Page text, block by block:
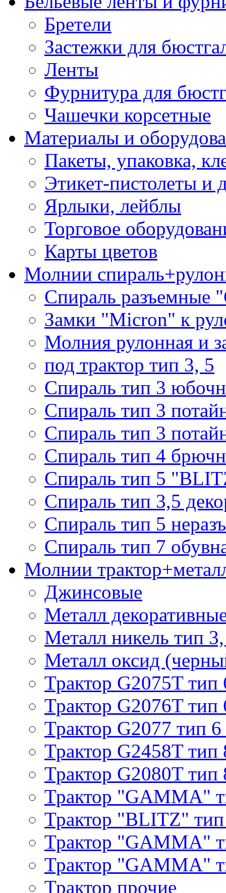
Бретели
Застежки для
Ленты
Фурнитура для
Чашечки корсетные
Материалы и
Пакеты, упаковка,
Этикет-пистолеты и
Ярлыки, лейблы
Торговое
Карты цветов
Молнии
Спираль разъемные
Замки "Micron" к
Молния рулонная и
под трактор тип 3, 5
Спираль тип 3
Спираль тип 3
Спираль тип 3
Спираль тип 4
Спираль тип 5
Спираль тип 3,5
Спираль тип 5
Спираль тип 7
Молнии
Джинсовые
Металл
Металл никель тип
Металл оксид
Трактор G2075T тип
Трактор G2076T тип
Трактор G2077 тип 6
Трактор G2458T тип
Трактор G2080T тип
Трактор "GAMMA"
Трактор "BLITZ"
Трактор "GAMMA"
Трактор "GAMMA"
Трактор прочие